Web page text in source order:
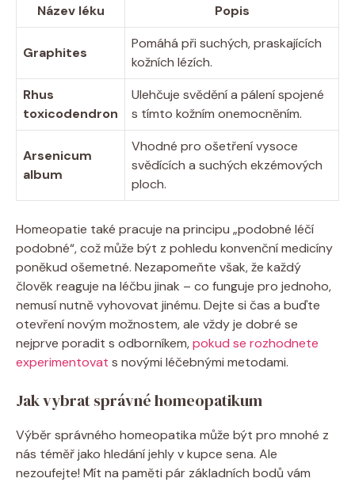
Název léku Popis
Graphites
Pomáhá při suchých, praskajících
kožních lézích.
Rhus
toxicodendron
Ulehčuje svědění a pálení spojené
s tímto kožním onemocněním.
Arsenicum
album
Vhodné pro ošetření vysoce
svědících a suchých ‍ekzémových
ploch.
Homeopatie také ⁢pracuje ‍na principu „podobné léčí
podobné“, což může být ​z pohledu konvenční medicíny⁤
poněkud ošemetné. ⁢Nezapomeňte‌ však, ⁣že každý⁢
člověk reaguje⁢ na léčbu jinak – co funguje pro jednoho,
nemusí nutně vyhovovat jinému. Dejte si⁣ čas a buďte
otevření novým možnostem, ale⁣ vždy je dobré se
nejprve⁢ poradit s odborníkem,pokud se rozhodnete
experimentovat s novými léčebnými metodami.
Jak vybrat správné homeopatikum
Výběr správného homeopatika může být pro mnohé z
nás téměř jako ⁣hledání jehly v kupce sena. Ale
nezoufejte! Mít ‍na paměti‌ pár základních bodů vám